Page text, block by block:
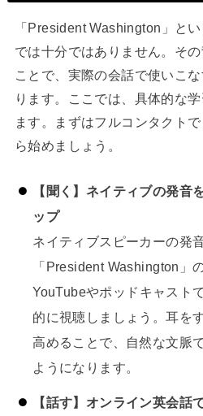
「President Washington」と
では十分ではありません。そ
ことで、実際の会話で使いこ
ります。ここでは、具体的な
ます。まずはフルコンタクト
ら始めましょう。
【聞く】ネイティブの発音
ップ
ネイティブスピーカーの発
「President Washington」
YouTubeやポッドキャスト
的に視聴しましょう。耳を
高めることで、自然な文脈
ようになります。
【話す】オンライン英会話